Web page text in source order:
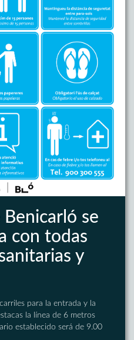
Benicarló se
con todas
y
para la entrada y la
la línea de 6 metros
establecido será de 9.00